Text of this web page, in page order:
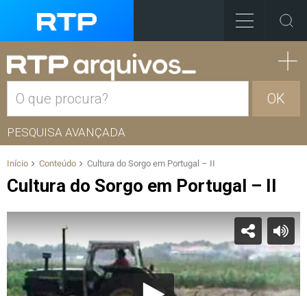
OK
PESQUISA AVANÇADA
Início Conteúdo Cultura do Sorgo em Portugal – II
Cultura do Sorgo em Portugal – II